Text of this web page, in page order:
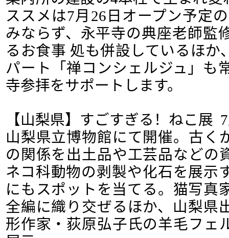
ススメは7月26日オープン予定
みならず、永平寺の典座老師監
るお食事 処も併設しているほか
パート「禅コンシェルジュ」も
寺参拝をサポートします。
【山梨県】すごすぎる！ねこ展
山梨県立博物館にて開催。古く
の関係を出土品や工芸品などの
ネコ科動物の剥製や化石を展示
にもスポットを当てる。猫写真
全編に織り交ぜるほか、山梨県
形作家・荻原弘子氏の羊毛フェ